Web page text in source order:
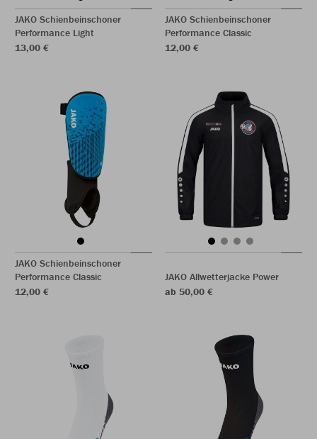
JAKO Schienbeinschoner
Performance Light
13,00 €
JAKO Schienbeinschoner
Performance Classic
12,00 €
JAKO Schienbeinschoner
Performance Classic
12,00 €
JAKO Allwetterjacke Power
ab 50,00 €